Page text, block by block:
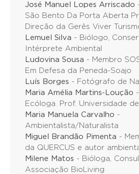
José Manuel Lopes Arriscado
São Bento Da Porta Aberta
Direção da Gerês Viver
Lemuel Silva - Biólogo,
Intérprete Ambiental
Ludovina Sousa - Membro
Em Defesa da Peneda-Soajo
Luís Borges - Fotógrafo de
Maria Amélia Martins-Loução
Ecóloga. Prof. Universidade de
Maria Manuela Carvalho -
Ambientalista/Naturalista
Miguel Brandão Pimenta -
da QUERCUS e autor
Milene Matos - Bióloga,
Associação BioLiving